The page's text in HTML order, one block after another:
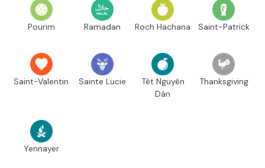
Pourim Ramadan Roch Hachana Saint-Patrick
Saint-Valentin Sainte Lucie
Têt Nguyên
Dán
Thanksgiving
Yennayer